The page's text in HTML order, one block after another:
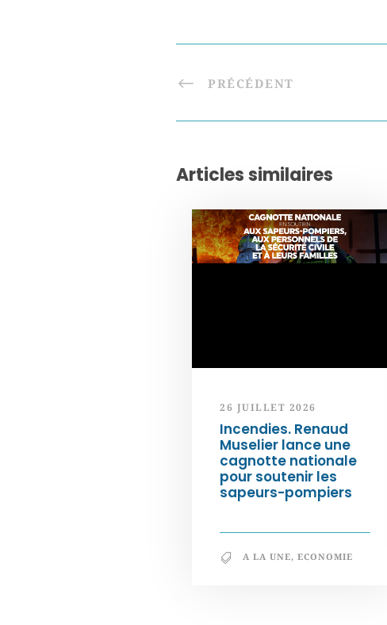
PRÉCÉDENT
Articles similaires
26 JUILLET 2026
Incendies. Renaud
Muselier lance une
cagnotte nationale
pour soutenir les
sapeurs-pompiers
A LA UNE, ECONOMIE